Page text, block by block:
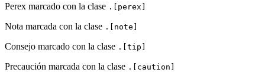
Perex marcado con la clase .[perex]
Nota marcada con la clase .[note]
Consejo marcado con la clase .[tip]
Precaución marcada con la clase .[caution]